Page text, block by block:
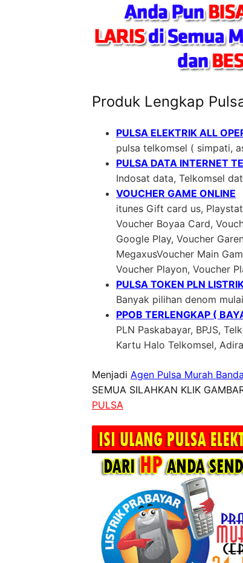
Produk Lengkap
PULSA ELEKTRIK ALL
pulsa telkomsel ( simpati,
PULSA DATA INTERNET
Indosat data, Telkomsel
VOUCHER GAME ONLINE
itunes Gift card us,
Voucher Boyaa Card,
Google Play, Voucher
MegaxusVoucher Main
Voucher Playon, Voucher
PULSA TOKEN PLN
Banyak pilihan denom
PPOB TERLENGKAP (
PLN Paskabayar, BPJS,
Kartu Halo Telkomsel,
Menjadi Agen Pulsa Murah
SEMUA SILAHKAN KLIK
PULSA